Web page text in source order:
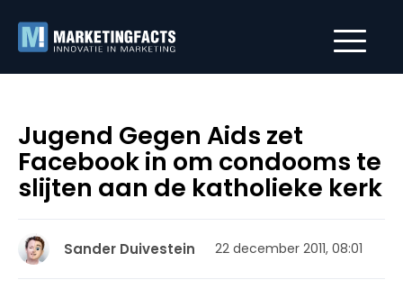
Jugend Gegen Aids zet
Facebook in om condooms te
slijten aan de katholieke kerk
Sander Duivestein 22 december 2011, 08:01